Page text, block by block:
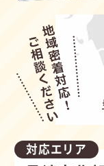
対応エリア